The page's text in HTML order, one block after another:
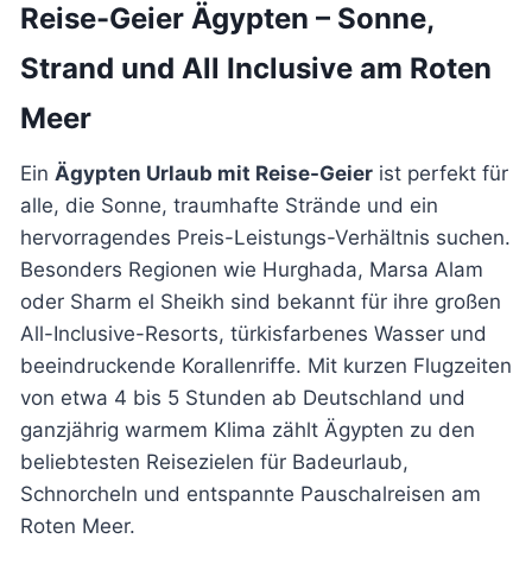
Reise-Geier Ägypten – Sonne,
Strand und All Inclusive am Roten
Meer
Ein Ägypten Urlaub mit Reise-Geier ist perfekt für
alle, die Sonne, traumhafte Strände und ein
hervorragendes Preis-Leistungs-Verhältnis suchen.
Besonders Regionen wie Hurghada, Marsa Alam
oder Sharm el Sheikh sind bekannt für ihre großen
All-Inclusive-Resorts, türkisfarbenes Wasser und
beeindruckende Korallenriffe. Mit kurzen Flugzeiten
von etwa 4 bis 5 Stunden ab Deutschland und
ganzjährig warmem Klima zählt Ägypten zu den
beliebtesten Reisezielen für Badeurlaub,
Schnorcheln und entspannte Pauschalreisen am
Roten Meer.